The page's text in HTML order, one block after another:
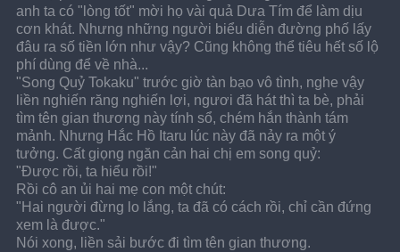
anh ta có "lòng tốt" mời họ vài quả Dưa Tím để làm dịu
cơn khát. Nhưng những người biểu diễn đường phố lấy
đâu ra số tiền lớn như vậy? Cũng không thể tiêu hết số lộ
phí dùng để về nhà...
"Song Quỷ Tokaku" trước giờ tàn bạo vô tình, nghe vậy
liền nghiến răng nghiến lợi, ngươi đã hát thì ta bè, phải
tìm tên gian thương này tính sổ, chém hắn thành tám
mảnh. Nhưng Hắc Hồ Itaru lúc này đã nảy ra một ý
tưởng. Cất giọng ngăn cản hai chị em song quỷ:
"Được rồi, ta hiểu rồi!"
Rồi cô an ủi hai mẹ con một chút:
"Hai người đừng lo lắng, ta đã có cách rồi, chỉ cần đứng
xem là được."
Nói xong, liền sải bước đi tìm tên gian thương.